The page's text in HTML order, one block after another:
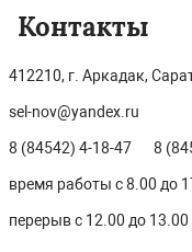
Контакты
412210, г. Аркадак,
sel-nov@yandex.ru
8 (84542) 4-18-47 8
время работы с 8.00 до
перерыв с 12.00 до 13.00